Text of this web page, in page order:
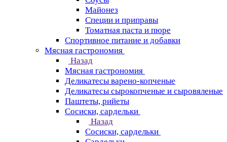
Майонез
Специи и приправы
Томатная паста и пюре
Спортивное питание и добавки
Мясная гастрономия
Назад
Мясная гастрономия
Деликатесы варено-копченые
Деликатесы сырокопченые и сыровяленые
Паштеты, рийеты
Сосиски, сардельки
Назад
Сосиски, сардельки